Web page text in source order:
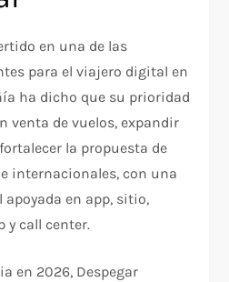
en una de las
para el viajero digital en
ha dicho que su prioridad
venta de vuelos, expandir
la propuesta de
internacionales, con una
en app, sitio,
y call center.
en 2026, Despegar